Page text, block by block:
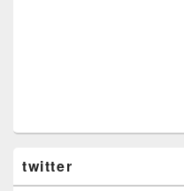
twitter